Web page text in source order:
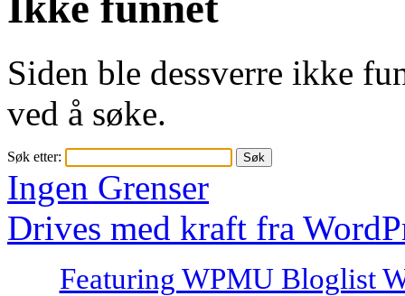
Siden ble dessverre ikke
ved å søke.
Søk etter:
Ingen Grenser
Drives med kraft fra
Featuring WPMU Bloglist